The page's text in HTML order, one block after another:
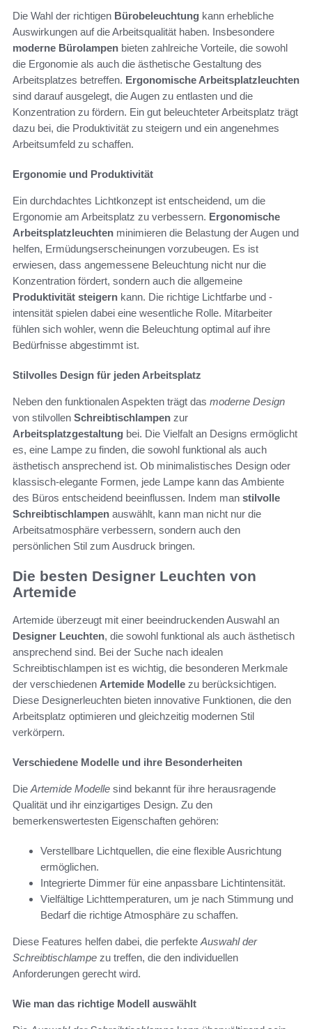
Die Wahl der richtigen Bürobeleuchtung kann erhebliche
Auswirkungen auf die Arbeitsqualität haben. Insbesondere
moderne Bürolampen bieten zahlreiche Vorteile, die sowohl
die Ergonomie als auch die ästhetische Gestaltung des
Arbeitsplatzes betreffen. Ergonomische Arbeitsplatzleuchten
sind darauf ausgelegt, die Augen zu entlasten und die
Konzentration zu fördern. Ein gut beleuchteter Arbeitsplatz trägt
dazu bei, die Produktivität zu steigern und ein angenehmes
Arbeitsumfeld zu schaffen.
Ergonomie und Produktivität
Ein durchdachtes Lichtkonzept ist entscheidend, um die
Ergonomie am Arbeitsplatz zu verbessern. Ergonomische
Arbeitsplatzleuchten minimieren die Belastung der Augen und
helfen, Ermüdungserscheinungen vorzubeugen. Es ist
erwiesen, dass angemessene Beleuchtung nicht nur die
Konzentration fördert, sondern auch die allgemeine
Produktivität steigern kann. Die richtige Lichtfarbe und -
intensität spielen dabei eine wesentliche Rolle. Mitarbeiter
fühlen sich wohler, wenn die Beleuchtung optimal auf ihre
Bedürfnisse abgestimmt ist.
Stilvolles Design für jeden Arbeitsplatz
Neben den funktionalen Aspekten trägt das moderne Design
von stilvollen Schreibtischlampen zur
Arbeitsplatzgestaltung bei. Die Vielfalt an Designs ermöglicht
es, eine Lampe zu finden, die sowohl funktional als auch
ästhetisch ansprechend ist. Ob minimalistisches Design oder
klassisch-elegante Formen, jede Lampe kann das Ambiente
des Büros entscheidend beeinflussen. Indem man stilvolle
Schreibtischlampen auswählt, kann man nicht nur die
Arbeitsatmosphäre verbessern, sondern auch den
persönlichen Stil zum Ausdruck bringen.
Die besten Designer Leuchten von
Artemide
Artemide überzeugt mit einer beeindruckenden Auswahl an
Designer Leuchten, die sowohl funktional als auch ästhetisch
ansprechend sind. Bei der Suche nach idealen
Schreibtischlampen ist es wichtig, die besonderen Merkmale
der verschiedenen Artemide Modelle zu berücksichtigen.
Diese Designerleuchten bieten innovative Funktionen, die den
Arbeitsplatz optimieren und gleichzeitig modernen Stil
verkörpern.
Verschiedene Modelle und ihre Besonderheiten
Die Artemide Modelle sind bekannt für ihre herausragende
Qualität und ihr einzigartiges Design. Zu den
bemerkenswertesten Eigenschaften gehören:
Verstellbare Lichtquellen, die eine flexible Ausrichtung
ermöglichen.
Integrierte Dimmer für eine anpassbare Lichtintensität.
Vielfältige Lichttemperaturen, um je nach Stimmung und
Bedarf die richtige Atmosphäre zu schaffen.
Diese Features helfen dabei, die perfekte Auswahl der
Schreibtischlampe zu treffen, die den individuellen
Anforderungen gerecht wird.
Wie man das richtige Modell auswählt